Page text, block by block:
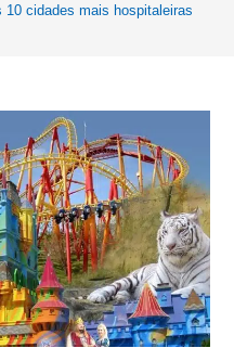
10 cidades mais hospitaleiras